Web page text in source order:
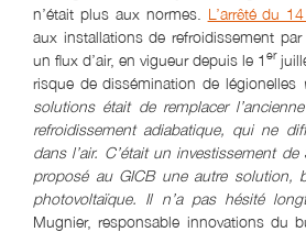
n’était plus aux normes. L’arrêté du
aux installations de refroidissement
un flux d’air, en vigueur depuis le 1 er
risque de dissémination de légionelles
solutions était de remplacer
refroidissement adiabatique, qui ne
dans l’air. C’était un investissement
proposé au GICB une autre solution,
photovoltaïque. Il n’a pas hésité
Mugnier, responsable innovations du